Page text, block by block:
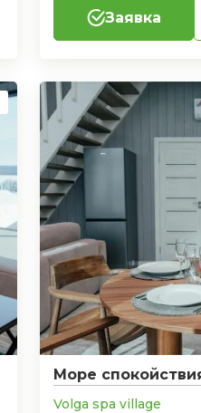
Заявка
Море
Volga spa village